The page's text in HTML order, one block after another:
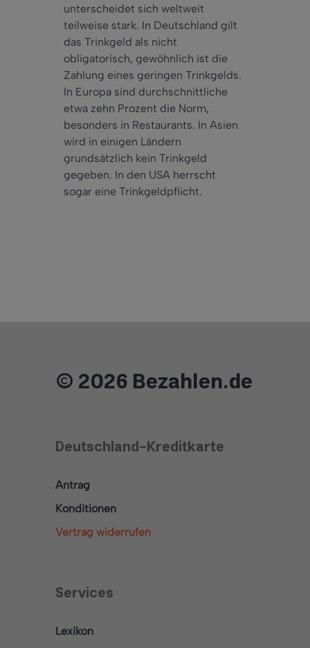
unterscheidet sich weltweit
teilweise stark. In Deutschland gilt
das Trinkgeld als nicht
obligatorisch, gewöhnlich ist die
Zahlung eines geringen Trinkgelds.
In Europa sind durchschnittliche
etwa zehn Prozent die Norm,
besonders in Restaurants. In Asien
wird in einigen Ländern
grundsätzlich kein Trinkgeld
gegeben. In den USA herrscht
sogar eine Trinkgeldpflicht.
© 2026 Bezahlen.de
Deutschland-Kreditkarte
Antrag
Konditionen
Vertrag widerrufen
Services
Lexikon